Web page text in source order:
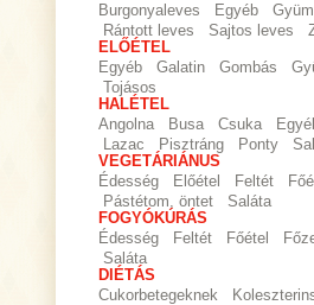
Burgonyaleves
Egyéb
Rántott leves
Sajtos leves
ELŐÉTEL
Egyéb
Galatin Gombás
Tojásos
HALÉTEL
Angolna
Busa Csuka
Lazac
Pisztráng Ponty
VEGETÁRIÁNUS
Édesség
Előétel Feltét
Pástétom, öntet
Saláta
FOGYÓKÚRÁS
Édesség
Feltét Főétel
Saláta
DIÉTÁS
Cukorbetegeknek